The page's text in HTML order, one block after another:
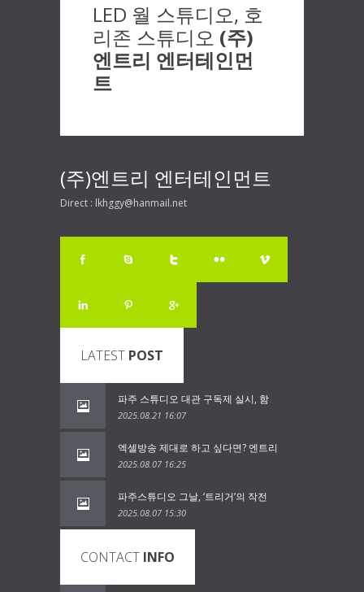
LED 월 스튜디오, 호
리존 스튜디오 (주)
엔트리 엔터테인먼
트
(주)엔트리 엔터테인먼트
Direct : lkhggy@hanmail.net
LATEST POST
파주 스튜디오 대관 구독제 실시, 함
2025.08.21 16:07
엑셀방송 제대로 하고 싶다면? 엔트리
2025.08.07 16:25
파주스튜디오 그날, ‘트리거’의 작전
2025.08.07 15:30
CONTACT INFO